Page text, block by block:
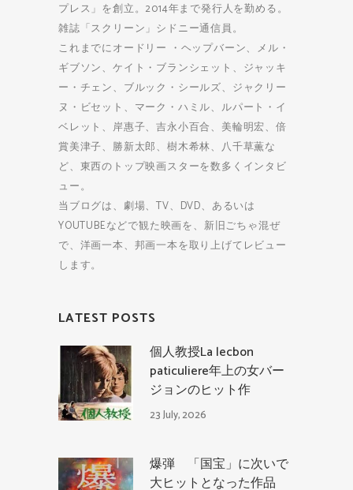
プレス」を創立。2014年まで発行人を勤める。
雑誌「スクリーン」シドニー通信員。
これまでにオードリー ・ヘップバーン、メル・
ギブソン、ケイト・ブランシェット、ジャッキ
ー・チェン、ブルック・シールズ、ジャクリー
ヌ・ビセット、マーク・ハミル、ルパート・イ
ベレット、岸惠子、吉永小百合、美輪明宏、倍
賞美津子、勝新太郎、樹木希林、八千草薫な
ど、東西のトップ映画スターを数多くインタビ
ュー。
当ブログは、劇場、TV、DVD、あるいは
YOUTUBEなどで観た映画を、新旧ごちゃ混ぜ
で、洋画一本、邦画一本を取り上げてレビュー
します。
LATEST POSTS
個人教授La lecbon
paticuliere年上の女バー
ジョンのヒット作
23 July, 2026
爆弾 「国宝」に次いで
大ヒットとなった作品